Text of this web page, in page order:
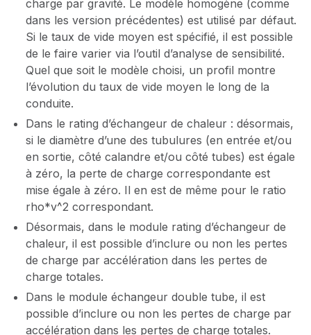
charge par gravité. Le modèle homogène (comme
dans les version précédentes) est utilisé par défaut.
Si le taux de vide moyen est spécifié, il est possible
de le faire varier via l’outil d’analyse de sensibilité.
Quel que soit le modèle choisi, un profil montre
l’évolution du taux de vide moyen le long de la
conduite.
Dans le rating d’échangeur de chaleur : désormais,
si le diamètre d’une des tubulures (en entrée et/ou
en sortie, côté calandre et/ou côté tubes) est égale
à zéro, la perte de charge correspondante est
mise égale à zéro. Il en est de même pour le ratio
rho*v^2 correspondant.
Désormais, dans le module rating d’échangeur de
chaleur, il est possible d’inclure ou non les pertes
de charge par accélération dans les pertes de
charge totales.
Dans le module échangeur double tube, il est
possible d’inclure ou non les pertes de charge par
accélération dans les pertes de charge totales.